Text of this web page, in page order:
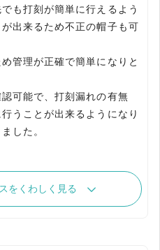
も打刻が簡単に行えるよう
出来るため不正の帽子も可
管理が正確で簡単になりと
可能で、打刻漏れの有無
うことが出来るようになり
した。
をくわしく見る